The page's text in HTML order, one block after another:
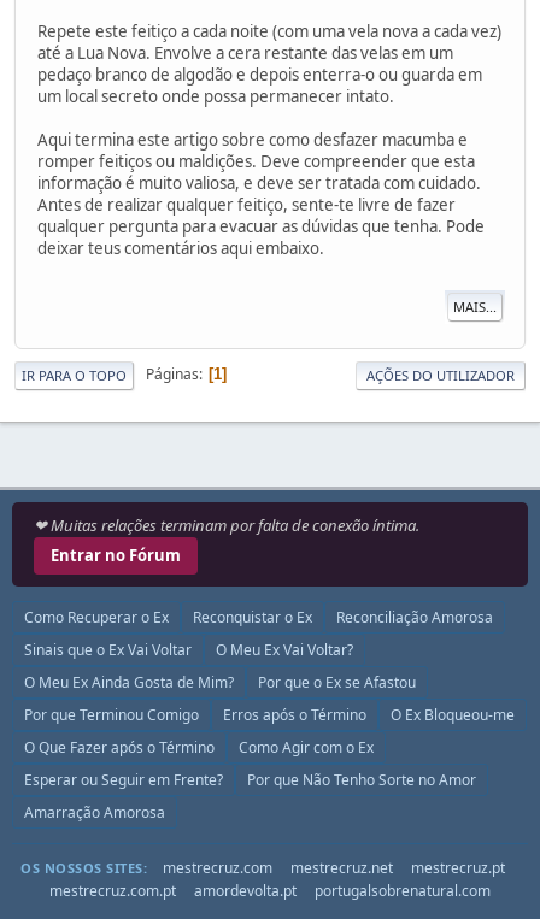
Repete este feitiço a cada noite (com uma vela nova a cada vez)
até a Lua Nova. Envolve a cera restante das velas em um
pedaço branco de algodão e depois enterra-o ou guarda em
um local secreto onde possa permanecer intato.
Aqui termina este artigo sobre como desfazer macumba e
romper feitiços ou maldições. Deve compreender que esta
informação é muito valiosa, e deve ser tratada com cuidado.
Antes de realizar qualquer feitiço, sente-te livre de fazer
qualquer pergunta para evacuar as dúvidas que tenha. Pode
deixar teus comentários aqui embaixo.
MAIS...
IR PARA O TOPO Páginas 1 AÇÕES DO UTILIZADOR
❤ Muitas relações terminam por falta de conexão íntima.
Entrar no Fórum
Como Recuperar o Ex Reconquistar o Ex
Reconciliação Amorosa
Sinais que o Ex Vai Voltar
O Meu Ex Vai Voltar?
O Meu Ex Ainda Gosta de Mim?
Por que o Ex se Afastou
Por que Terminou Comigo
Erros após o Término
O Ex Bloqueou-me
O Que Fazer após o Término
Como Agir com o Ex
Esperar ou Seguir em Frente?
Por que Não Tenho Sorte no Amor
Amarração Amorosa
OS NOSSOS SITES: mestrecruz.com mestrecruz.net
mestrecruz.pt
mestrecruz.com.pt
amordevolta.pt
portugalsobrenatural.com